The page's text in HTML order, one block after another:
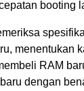
booting
menentukan
RAM
dengan